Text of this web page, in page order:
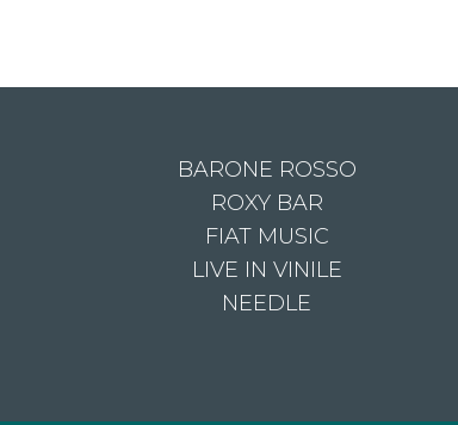
BARONE ROSSO
ROXY BAR
FIAT MUSIC
LIVE IN VINILE
NEEDLE